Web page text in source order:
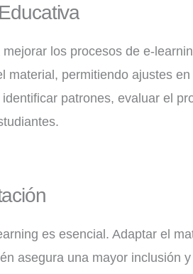
los procesos de e-
material, permitiendo ajustes
patrones, evaluar el
es esencial. Adaptar el
asegura una mayor inclusión